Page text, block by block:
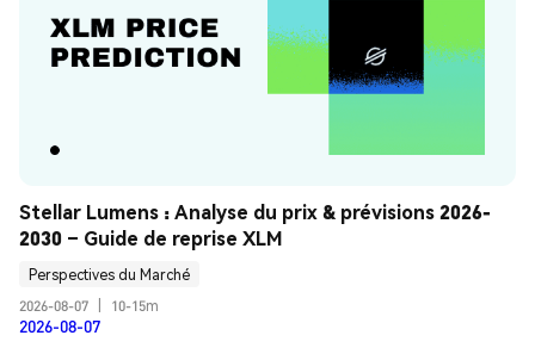
Stellar Lumens : Analyse du prix & prévisions 2026-
2030 – Guide de reprise XLM
Perspectives du Marché
2026-08-07
10-15m
2026-08-07